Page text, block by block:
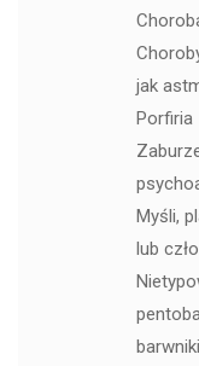
jak
Porfiria
Myśli,
lub